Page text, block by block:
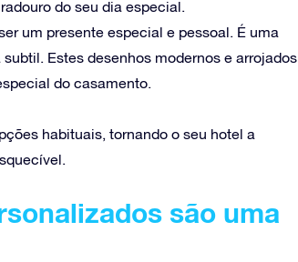
do seu dia especial.
um presente especial e pessoal. É uma
Estes desenhos modernos e arrojados
do casamento.
habituais, tornando o seu hotel a
são uma